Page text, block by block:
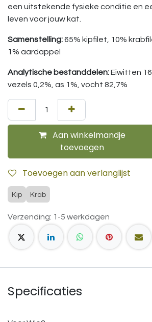
een uitstekende fysieke conditie en
leven voor jouw kat.
Samenstelling:65% kipfilet, 10%
1% aardappel
Analytische bestanddelen:Eiwitten
vezels 0,2%, as 1%, vocht 82,7%
Aan winkelmandje
toevoegen
Toevoegen aan verlanglijst
Kip Krab
Verzending: 1-5 werkdagen
Specificaties